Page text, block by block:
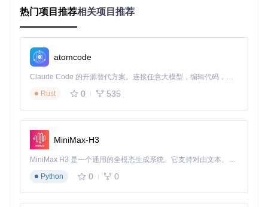
技术原理：ComfyUI采用基于引用计数的智能模型管理系统，
当显存不足时自动卸载未使用模型。通过合理配置卸载策略，
可以在有限显存条件下运行复杂工作流。
图1：ComfyUI节点参数配置界面，显示了包括显存管理在内
的高级选项
实施步骤： 针对4GB显存设备的优化配置：
参数说明：
热门项目推荐相关项目推荐
atomcode
Claude Code 的开源替代方案。连接任意大模型，编辑代码，运行命令，自动验证 — 全自动执行。用 Rust 构建，极致性能。 ｜ An open-source alternative to Claude Code. Connect any LLM, edit code, run commands, and verify changes — autonomously. Built in Rust for speed. Get Started
Rust
0 535
MiniMax-H3
MiniMax H3 是一个通用的全模态生成系统。它支持对由文本、图像、视频和音频组成的多模态上下文进行统一理解，并能生成分辨率高达 2K、时长可达 15 秒的带原生立体声音频的视频。得益于面向任务泛化的系统设计，H3 在预训练阶段就已具备广泛的多模态上下文理解与生成能力，能够出色地执行复杂的多模态指令。
Python
0 0